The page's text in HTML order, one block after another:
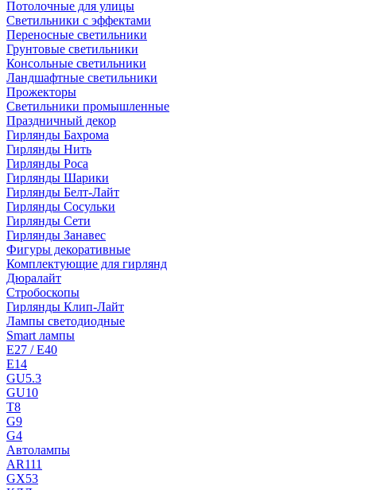
Потолочные для улицы
Светильники с эффектами
Переносные светильники
Грунтовые светильники
Консольные светильники
Ландшафтные светильники
Прожекторы
Светильники промышленные
Праздничный декор
Гирлянды Бахрома
Гирлянды Нить
Гирлянды Роса
Гирлянды Шарики
Гирлянды Белт-Лайт
Гирлянды Сосульки
Гирлянды Сети
Гирлянды Занавес
Фигуры декоративные
Комплектующие для гирлянд
Дюралайт
Стробоскопы
Гирлянды Клип-Лайт
Лампы светодиодные
Smart лампы
E27 / E40
E14
GU5.3
GU10
T8
G9
G4
Автолампы
AR111
GX53